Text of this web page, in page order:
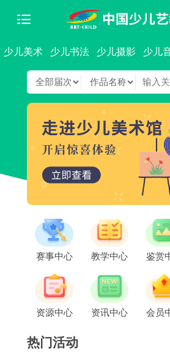
少儿美术 少儿书法 少儿摄影 少儿
赛事中心 教学中心 鉴赏
资源中心 资讯中心 会员
热门活动